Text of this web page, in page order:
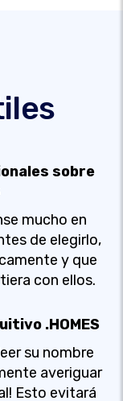
sobre
mucho en
de elegirlo,
y que
con ellos.
.HOMES
su nombre
averiguar
Esto evitará